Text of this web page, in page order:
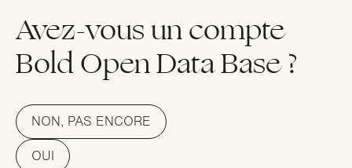
Avez-vous un compte
Bold Open Data Base ?
NON, PAS ENCORE
OUI